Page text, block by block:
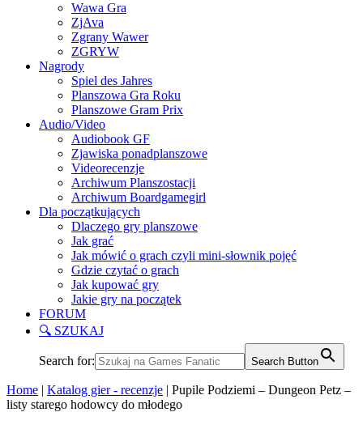
Wawa Gra
ZjAva
Zgrany Wawer
ZGRYW
Nagrody
Spiel des Jahres
Planszowa Gra Roku
Planszowe Gram Prix
Audio/Video
Audiobook GF
Zjawiska ponadplanszowe
Videorecenzje
Archiwum Planszostacji
Archiwum Boardgamegirl
Dla początkujących
Dlaczego gry planszowe
Jak grać
Jak mówić o grach czyli mini-słownik pojęć
Gdzie czytać o grach
Jak kupować gry
Jakie gry na początek
FORUM
🔍 SZUKAJ
Search for: Search Button
Home | Katalog gier - recenzje | Pupile Podziemi – Dungeon Petz –
listy starego hodowcy do młodego